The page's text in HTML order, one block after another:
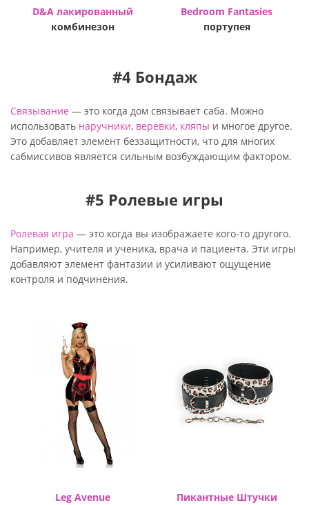
D&A лакированный
комбинезон
Bedroom Fantasies
портупея
#4 Бондаж
Связывание — это когда дом связывает саба. Можно
использовать наручники, веревки, кляпы и многое другое.
Это добавляет элемент беззащитности, что для многих
сабмиссивов является сильным возбуждающим фактором.
#5 Ролевые игры
Ролевая игра — это когда вы изображаете кого-то другого.
Например, учителя и ученика, врача и пациента. Эти игры
добавляют элемент фантазии и усиливают ощущение
контроля и подчинения.
Leg Avenue
Пикантные Штучки